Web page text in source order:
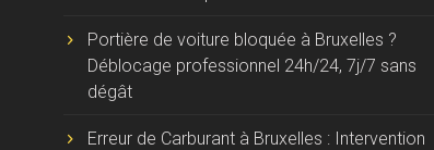
Portière de voiture bloquée à Bruxelles ?
Déblocage professionnel 24h/24, 7j/7 sans
dégât
Erreur de Carburant à Bruxelles : Intervention